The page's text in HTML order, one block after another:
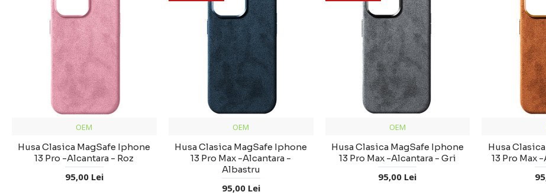
OEM
Husa Clasica MagSafe Iphone
13 Pro -Alcantara - Roz
95,00 Lei
OEM
Husa Clasica MagSafe Iphone
13 Pro Max -Alcantara -
Albastru
95,00 Lei
OEM
Husa Clasica MagSafe Iphone
13 Pro Max -Alcantara - Gri
95,00 Lei
Husa
13 Pro Max